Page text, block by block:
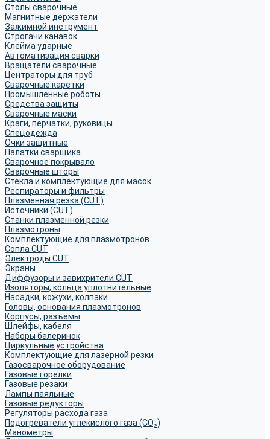
Столы сварочные
Магнитные держатели
Зажимной инструмент
Строгачи канавок
Клейма ударные
Автоматизация сварки
Вращатели сварочные
Центраторы для труб
Сварочные каретки
Промышленные роботы
Средства защиты
Сварочные маски
Краги, перчатки, руковицы
Спецодежда
Очки защитные
Палатки сварщика
Сварочное покрывало
Сварочные шторы
Стекла и комплектующие для масок
Респираторы и фильтры
Плазменная резка (CUT)
Источники (CUT)
Станки плазменной резки
Плазмотроны
Комплектующие для плазмотронов
Сопла CUT
Электроды CUT
Экраны
Диффузоры и завихрители CUT
Изоляторы, кольца уплотнительные
Насадки, кожухи, колпаки
Головы, основания плазмотронов
Корпусы, разъёмы
Шлейфы, кабеля
Наборы балеринок
Циркульные устройства
Комплектующие для лазерной резки
Газосварочное оборудование
Газовые горелки
Газовые резаки
Лампы паяльные
Газовые редукторы
Регуляторы расхода газа
Подогреватели углекислого газа (CO₂)
Манометры